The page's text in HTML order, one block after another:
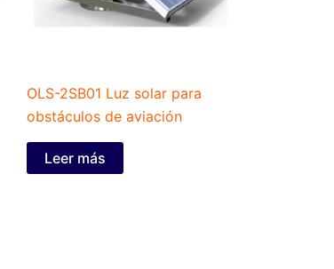
OLS-2SB01 Luz solar para
obstáculos de aviación
Leer más